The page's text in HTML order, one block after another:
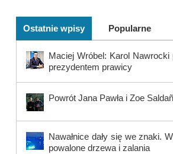
Ostatnie wpisy Popularne
Maciej Wróbel: Karol Nawrocki
prezydentem prawicy
Powrót Jana Pawła i Zoe
Nawałnice dały się we znaki.
powalone drzewa i zalania